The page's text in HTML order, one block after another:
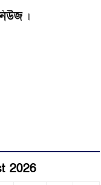
।
2026